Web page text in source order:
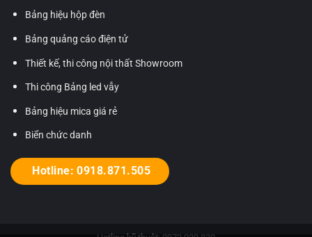
Bảng hiệu hộp đèn
Bảng quảng cáo điện tử
Thiết kế, thi công nội thất Showroom
Thi công Bảng led vẫy
Bảng hiệu mica giá rẻ
Biển chức danh
Hotline: 0918.871.505